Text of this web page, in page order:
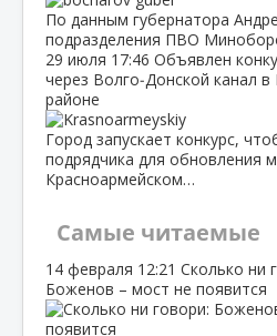
По данным губернатора
подразделения ПВО
29 июля 17:46 Объявлен
через Волго‑Донской канал
районе
Город запускает конкурс,
подрядчика для обновления
Красноармейском…
Самые читаемые
14 февраля 12:21 Сколько ни
Боженов – мост не появится